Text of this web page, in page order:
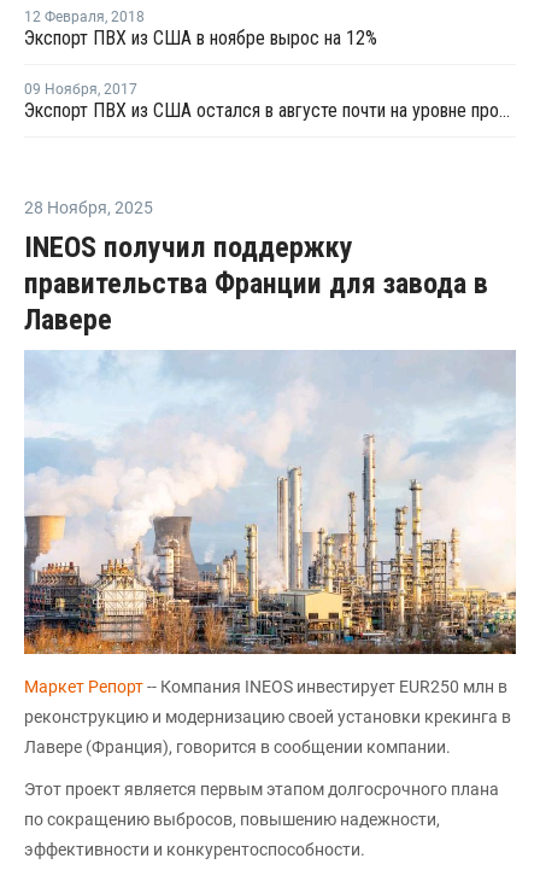
12 Февраля, 2018
Экспорт ПВХ из США в ноябре вырос на 12%
09 Ноября, 2017
Экспорт ПВХ из США остался в августе почти на уровне прошлого года, несмотря на ураган "Харви"
28 Ноября, 2025
INEOS получил поддержку
правительства Франции для завода в
Лавере
Маркет Репорт-- Компания INEOS инвестирует EUR250 млн в
реконструкцию и модернизацию своей установки крекинга в
Лавере (Франция), говорится в сообщении компании.
Этот проект является первым этапом долгосрочного плана
по сокращению выбросов, повышению надежности,
эффективности и конкурентоспособности.